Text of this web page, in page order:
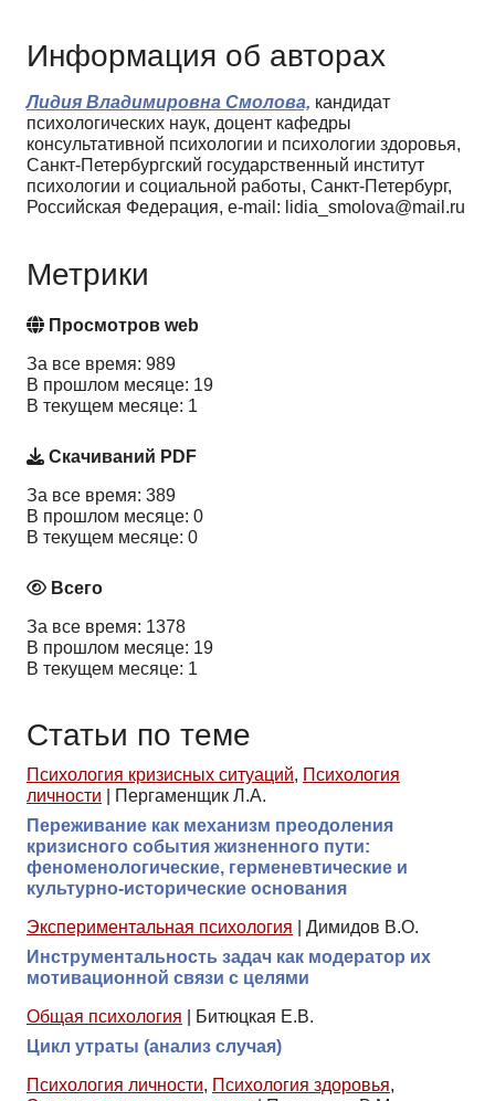
Информация об авторах
Лидия Владимировна Смолова, кандидат
психологических наук, доцент кафедры
консультативной психологии и психологии здоровья,
Санкт-Петербургский государственный институт
психологии и социальной работы, Санкт-Петербург,
Российская Федерация, e-mail: lidia_smolova@mail.ru
Метрики
Просмотров web
За все время: 989
В прошлом месяце: 19
В текущем месяце: 1
Скачиваний PDF
За все время: 389
В прошлом месяце: 0
В текущем месяце: 0
Всего
За все время: 1378
В прошлом месяце: 19
В текущем месяце: 1
Статьи по теме
Психология кризисных ситуаций, Психология
личности
Пергаменщик Л.А.
Переживание как механизм преодоления
кризисного события жизненного пути:
феноменологические, герменевтические и
культурно-исторические основания
Экспериментальная психология
Димидов В.О.
Инструментальность задач как модератор их
мотивационной связи с целями
Общая психология
Битюцкая Е.В.
Цикл утраты (анализ случая)
Психология личности, Психология здоровья,